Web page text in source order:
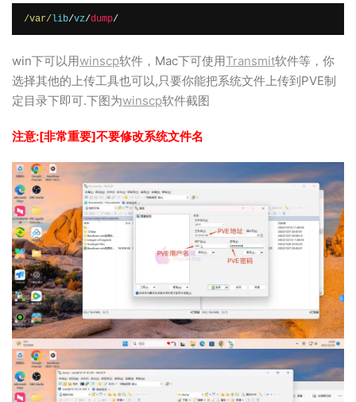
/var/ lib/vz/dump/
win下可以用winscp软件，Mac下可使用Transmit软件等，你
选择其他的上传工具也可以,只要你能把系统文件上传到PVE制
定目录下即可.下图为winscp软件截图
注意:[非常重要]不要修改系统文件名